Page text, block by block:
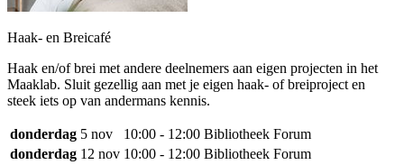
Haak- en Breicafé
Haak en/of brei met andere deelnemers aan eigen projecten in het
Maaklab. Sluit gezellig aan met je eigen haak- of breiproject en
steek iets op van andermans kennis.
donderdag 5 nov 10:00 - 12:00 Bibliotheek Forum
donderdag 12 nov 10:00 - 12:00 Bibliotheek Forum